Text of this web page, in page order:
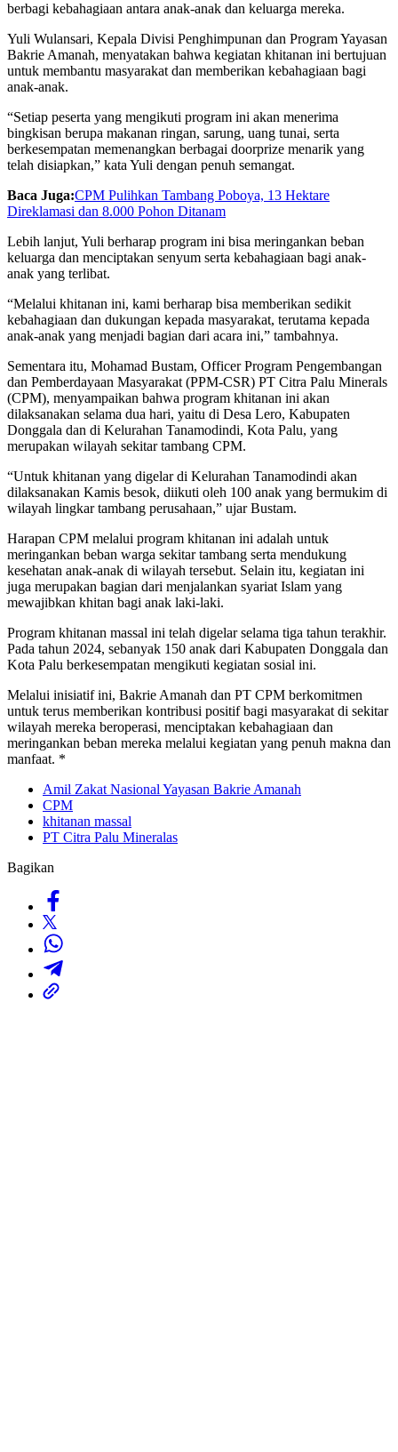
berbagi kebahagiaan antara anak-anak dan keluarga mereka.
Yuli Wulansari, Kepala Divisi Penghimpunan dan Program Yayasan
Bakrie Amanah, menyatakan bahwa kegiatan khitanan ini bertujuan
untuk membantu masyarakat dan memberikan kebahagiaan bagi
anak-anak.
“Setiap peserta yang mengikuti program ini akan menerima
bingkisan berupa makanan ringan, sarung, uang tunai, serta
berkesempatan memenangkan berbagai doorprize menarik yang
telah disiapkan,” kata Yuli dengan penuh semangat.
Baca Juga:CPM Pulihkan Tambang Poboya, 13 Hektare
Direklamasi dan 8.000 Pohon Ditanam
Lebih lanjut, Yuli berharap program ini bisa meringankan beban
keluarga dan menciptakan senyum serta kebahagiaan bagi anak-
anak yang terlibat.
“Melalui khitanan ini, kami berharap bisa memberikan sedikit
kebahagiaan dan dukungan kepada masyarakat, terutama kepada
anak-anak yang menjadi bagian dari acara ini,” tambahnya.
Sementara itu, Mohamad Bustam, Officer Program Pengembangan
dan Pemberdayaan Masyarakat (PPM-CSR) PT Citra Palu Minerals
(CPM), menyampaikan bahwa program khitanan ini akan
dilaksanakan selama dua hari, yaitu di Desa Lero, Kabupaten
Donggala dan di Kelurahan Tanamodindi, Kota Palu, yang
merupakan wilayah sekitar tambang CPM.
“Untuk khitanan yang digelar di Kelurahan Tanamodindi akan
dilaksanakan Kamis besok, diikuti oleh 100 anak yang bermukim di
wilayah lingkar tambang perusahaan,” ujar Bustam.
Harapan CPM melalui program khitanan ini adalah untuk
meringankan beban warga sekitar tambang serta mendukung
kesehatan anak-anak di wilayah tersebut. Selain itu, kegiatan ini
juga merupakan bagian dari menjalankan syariat Islam yang
mewajibkan khitan bagi anak laki-laki.
Program khitanan massal ini telah digelar selama tiga tahun terakhir.
Pada tahun 2024, sebanyak 150 anak dari Kabupaten Donggala dan
Kota Palu berkesempatan mengikuti kegiatan sosial ini.
Melalui inisiatif ini, Bakrie Amanah dan PT CPM berkomitmen
untuk terus memberikan kontribusi positif bagi masyarakat di sekitar
wilayah mereka beroperasi, menciptakan kebahagiaan dan
meringankan beban mereka melalui kegiatan yang penuh makna dan
manfaat. *
Amil Zakat Nasional Yayasan Bakrie Amanah
CPM
khitanan massal
PT Citra Palu Mineralas
Bagikan